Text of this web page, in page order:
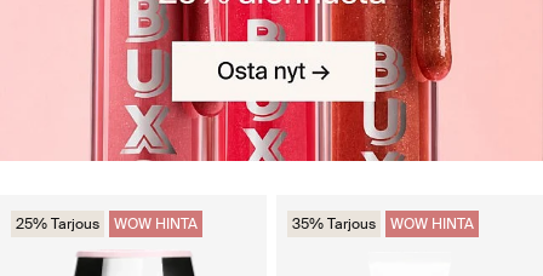
25% Tarjous WOW HINTA 35% Tarjous WOW HINTA